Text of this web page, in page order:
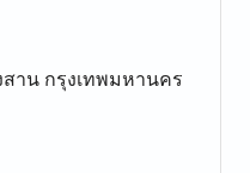
าน กรุงเทพมหานคร